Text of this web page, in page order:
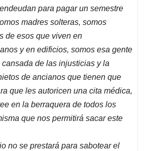
para pagar un semestre
madres solteras, somos
de esos que viven en
y en edificios, somos esa gente
de las injusticias y la
de ancianos que tienen que
que les autoricen una cita médica,
en la berraquera de todos los
que nos permitirá sacar este
no se prestará para sabotear el